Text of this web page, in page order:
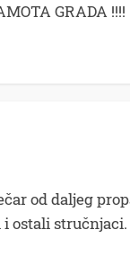
GRADA !!!!
od daljeg
ostali stručnjaci.